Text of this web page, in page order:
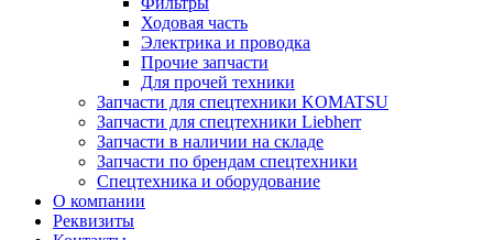
Ходовая часть
Электрика и проводка
Прочие запчасти
Для прочей техники
Запчасти для спецтехники KOMATSU
Запчасти для спецтехники Liebherr
Запчасти в наличии на складе
Запчасти по брендам спецтехники
Спецтехника и оборудование
О компании
Реквизиты